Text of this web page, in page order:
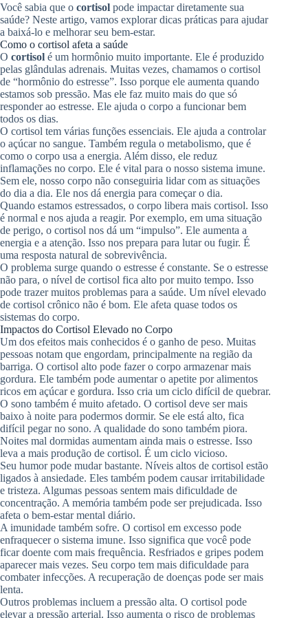
Você sabia que o cortisol pode impactar diretamente sua
saúde? Neste artigo, vamos explorar dicas práticas para ajudar
a baixá-lo e melhorar seu bem-estar.
Como o cortisol afeta a saúde
O cortisol é um hormônio muito importante. Ele é produzido
pelas glândulas adrenais. Muitas vezes, chamamos o cortisol
de “hormônio do estresse”. Isso porque ele aumenta quando
estamos sob pressão. Mas ele faz muito mais do que só
responder ao estresse. Ele ajuda o corpo a funcionar bem
todos os dias.
O cortisol tem várias funções essenciais. Ele ajuda a controlar
o açúcar no sangue. Também regula o metabolismo, que é
como o corpo usa a energia. Além disso, ele reduz
inflamações no corpo. Ele é vital para o nosso sistema imune.
Sem ele, nosso corpo não conseguiria lidar com as situações
do dia a dia. Ele nos dá energia para começar o dia.
Quando estamos estressados, o corpo libera mais cortisol. Isso
é normal e nos ajuda a reagir. Por exemplo, em uma situação
de perigo, o cortisol nos dá um “impulso”. Ele aumenta a
energia e a atenção. Isso nos prepara para lutar ou fugir. É
uma resposta natural de sobrevivência.
O problema surge quando o estresse é constante. Se o estresse
não para, o nível de cortisol fica alto por muito tempo. Isso
pode trazer muitos problemas para a saúde. Um nível elevado
de cortisol crônico não é bom. Ele afeta quase todos os
sistemas do corpo.
Impactos do Cortisol Elevado no Corpo
Um dos efeitos mais conhecidos é o ganho de peso. Muitas
pessoas notam que engordam, principalmente na região da
barriga. O cortisol alto pode fazer o corpo armazenar mais
gordura. Ele também pode aumentar o apetite por alimentos
ricos em açúcar e gordura. Isso cria um ciclo difícil de quebrar.
O sono também é muito afetado. O cortisol deve ser mais
baixo à noite para podermos dormir. Se ele está alto, fica
difícil pegar no sono. A qualidade do sono também piora.
Noites mal dormidas aumentam ainda mais o estresse. Isso
leva a mais produção de cortisol. É um ciclo vicioso.
Seu humor pode mudar bastante. Níveis altos de cortisol estão
ligados à ansiedade. Eles também podem causar irritabilidade
e tristeza. Algumas pessoas sentem mais dificuldade de
concentração. A memória também pode ser prejudicada. Isso
afeta o bem-estar mental diário.
A imunidade também sofre. O cortisol em excesso pode
enfraquecer o sistema imune. Isso significa que você pode
ficar doente com mais frequência. Resfriados e gripes podem
aparecer mais vezes. Seu corpo tem mais dificuldade para
combater infecções. A recuperação de doenças pode ser mais
lenta.
Outros problemas incluem a pressão alta. O cortisol pode
elevar a pressão arterial. Isso aumenta o risco de problemas